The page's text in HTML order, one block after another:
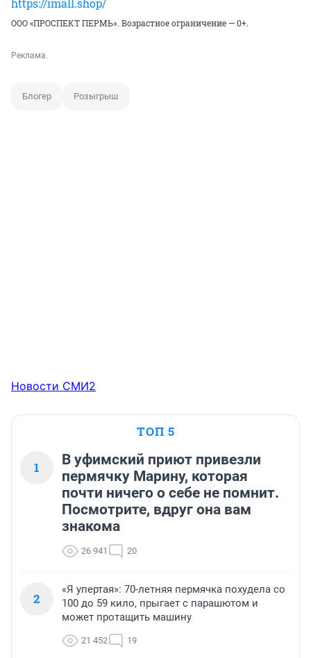
https://imall.shop/
ООО «ПРОСПЕКТ ПЕРМЬ». Возрастное ограничение — 0+.
Реклама.
Блогер Розыгрыш
Новости СМИ2
ТОП 5
1
В уфимский приют привезли
пермячку Марину, которая
почти ничего о себе не помнит.
Посмотрите, вдруг она вам
знакома
26 941 20
2
«Я упертая»: 70-летняя пермячка похудела со
100 до 59 кило, прыгает с парашютом и
может протащить машину
21 452 19